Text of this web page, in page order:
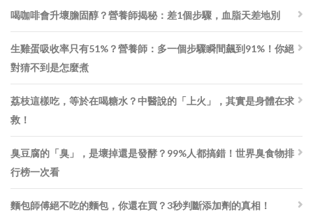
喝咖啡會升壞膽固醇？營養師揭秘：差1個步驟，血脂天差地別
生雞蛋吸收率只有51%？營養師：多一個步驟瞬間飆到91%！你絕
對猜不到是怎麼煮
荔枝這樣吃，等於在喝糖水？中醫說的「上火」，其實是身體在求
救！
臭豆腐的「臭」，是壞掉還是發酵？99%人都搞錯！世界臭食物排
行榜一次看
麵包師傅絕不吃的麵包，你還在買？3秒判斷添加劑的真相！